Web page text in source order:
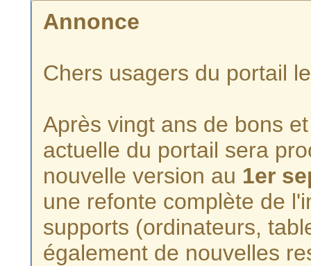
Annonce
Chers usagers du portail
Après vingt ans de bons
actuelle du portail sera
nouvelle version au 1er
une refonte complète de
supports (ordinateurs,
également de nouvelles